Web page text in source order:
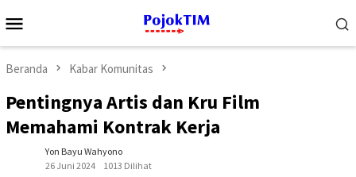
ke
Mobile
Beranda Kabar Komunitas
Pentingnya Artis dan Kru Film
Memahami Kontrak Kerja
Yon Bayu Wahyono
26 Juni 2024
1013 Dilihat